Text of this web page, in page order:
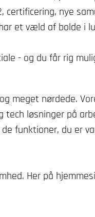
certificering, nye
et væld af bolde i
- og du får rig
meget nørdede.
løsninger på
funktioner, du er
Her på